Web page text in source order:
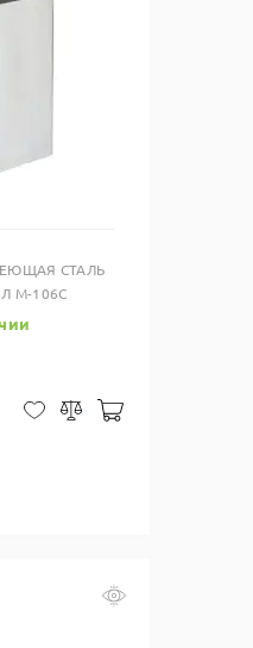
клик
СТАЛЬ
M-106С
В закладки
Сравнить